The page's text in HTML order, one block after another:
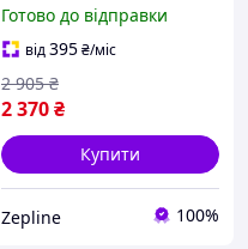
подрібнювач із чашею
0,5 л Блендери з
насадками 450 Вт ТОП
Готово до відправки
від395₴/міс
2 370₴
2 905 ₴
Купити
Zepline 100%